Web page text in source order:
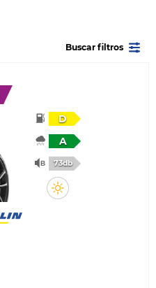
Buscar filtros
D
A
73db